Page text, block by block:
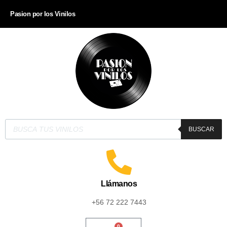
Pasion por los Vinilos
BUSCAR
Llámanos
+56 72 222 7443